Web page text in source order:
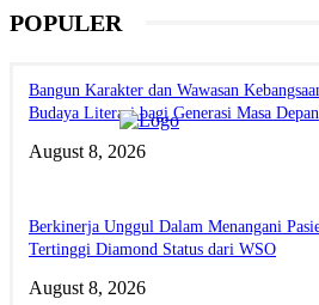
POPULER
Bangun Karakter dan Wawasan
Budaya Literasi bagi Generasi Masa Depan
August 8, 2026
Berkinerja Unggul Dalam Menangani
Tertinggi Diamond Status dari WSO
August 8, 2026